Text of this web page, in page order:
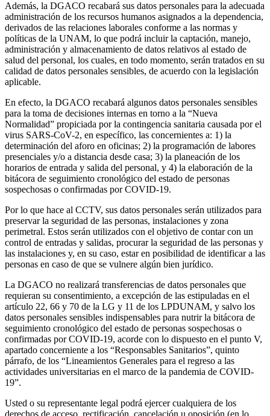
Además, la DGACO recabará sus datos personales para la adecuada
administración de los recursos humanos asignados a la dependencia,
derivados de las relaciones laborales conforme a las normas y
políticas de la UNAM, lo que podrá incluir la captación, manejo,
administración y almacenamiento de datos relativos al estado de
salud del personal, los cuales, en todo momento, serán tratados en su
calidad de datos personales sensibles, de acuerdo con la legislación
aplicable.
En efecto, la DGACO recabará algunos datos personales sensibles
para la toma de decisiones internas en torno a la “Nueva
Normalidad” propiciada por la contingencia sanitaria causada por el
virus SARS-CoV-2, en específico, las concernientes a: 1) la
determinación del aforo en oficinas; 2) la programación de labores
presenciales y/o a distancia desde casa; 3) la planeación de los
horarios de entrada y salida del personal, y 4) la elaboración de la
bitácora de seguimiento cronológico del estado de personas
sospechosas o confirmadas por COVID-19.
Por lo que hace al CCTV, sus datos personales serán utilizados para
preservar la seguridad de las personas, instalaciones y zona
perimetral. Estos serán utilizados con el objetivo de contar con un
control de entradas y salidas, procurar la seguridad de las personas y
las instalaciones y, en su caso, estar en posibilidad de identificar a las
personas en caso de que se vulnere algún bien jurídico.
La DGACO no realizará transferencias de datos personales que
requieran su consentimiento, a excepción de las estipuladas en el
artículo 22, 66 y 70 de la LG y 11 de los LPDUNAM, y salvo los
datos personales sensibles indispensables para nutrir la bitácora de
seguimiento cronológico del estado de personas sospechosas o
confirmadas por COVID-19, acorde con lo dispuesto en el punto V,
apartado concerniente a los “Responsables Sanitarios”, quinto
párrafo, de los “Lineamientos Generales para el regreso a las
actividades universitarias en el marco de la pandemia de COVID-
19”.
Usted o su representante legal podrá ejercer cualquiera de los